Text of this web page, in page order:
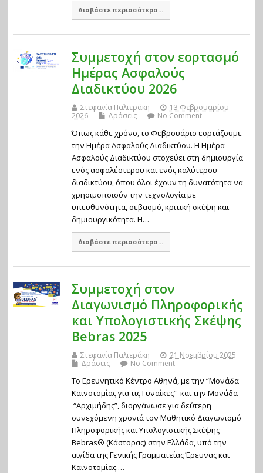
Διαβάστε περισσότερα...
Συμμετοχή στον εορτασμό
Ημέρας Ασφαλούς
Διαδικτύου 2026
Στεφανία Παλιεράκη
13 Φεβρουαρίου
2026
Δράσεις No Comment
Όπως κάθε χρόνο, το Φεβρουάριο εορτάζουμε
την Ημέρα Ασφαλούς Διαδικτύου. Η Ημέρα
Ασφαλούς Διαδικτύου στοχεύει στη δημιουργία
ενός ασφαλέστερου και ενός καλύτερου
διαδικτύου, όπου όλοι έχουν τη δυνατότητα να
χρησιμοποιούν την τεχνολογία με
υπευθυνότητα, σεβασμό, κριτική σκέψη και
δημιουργικότητα. Η…
Διαβάστε περισσότερα...
Συμμετοχή στον
Διαγωνισμό Πληροφορικής
και Υπολογιστικής Σκέψης
Bebras 2025
Στεφανία Παλιεράκη
21 Νοεμβρίου 2025
Δράσεις
No Comment
Το Ερευνητικό Κέντρο Αθηνά, με την “Μονάδα
Καινοτομίας για τις Γυναίκες” και την Μονάδα
“Αρχιμήδης”, διοργάνωσε για δεύτερη
συνεχόμενη χρονιά τον Μαθητικό Διαγωνισμό
Πληροφορικής και Υπολογιστικής Σκέψης
Bebras® (Κάστορας) στην Ελλάδα, υπό την
αιγίδα της Γενικής Γραμματείας Έρευνας και
Καινοτομίας.…